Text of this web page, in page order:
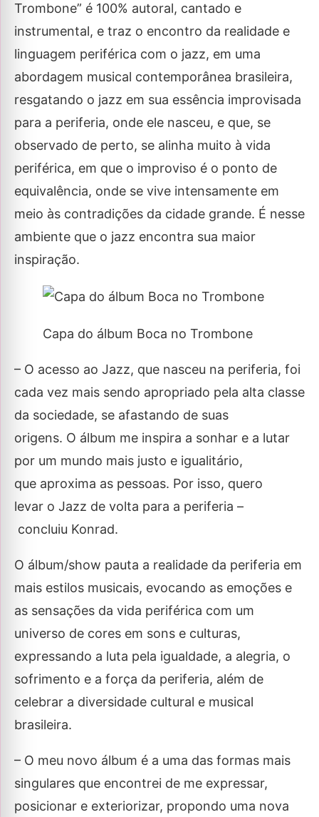
Trombone” é 100% autoral, cantado e
instrumental, e traz o encontro da realidade e
linguagem periférica com o jazz, em uma
abordagem musical contemporânea brasileira,
resgatando o jazz em sua essência improvisada
para a periferia, onde ele nasceu, e que, se
observado de perto, se alinha muito à vida
periférica, em que o improviso é o ponto de
equivalência, onde se vive intensamente em
meio às contradições da cidade grande. É nesse
ambiente que o jazz encontra sua maior
inspiração.
Capa do álbum Boca no Trombone
– O acesso ao Jazz, que nasceu na periferia, foi
cada vez mais sendo apropriado pela alta classe
da sociedade, se afastando de suas
origens. O álbum me inspira a sonhar e a lutar
por um mundo mais justo e igualitário,
que aproxima as pessoas. Por isso, quero
levar o Jazz de volta para a periferia –
concluiu Konrad.
O álbum/show pauta a realidade da periferia em
mais estilos musicais, evocando as emoções e
as sensações da vida periférica com um
universo de cores em sons e culturas,
expressando a luta pela igualdade, a alegria, o
sofrimento e a força da periferia, além de
celebrar a diversidade cultural e musical
brasileira.
– O meu novo álbum é a uma das formas mais
singulares que encontrei de me expressar,
posicionar e exteriorizar, propondo uma nova